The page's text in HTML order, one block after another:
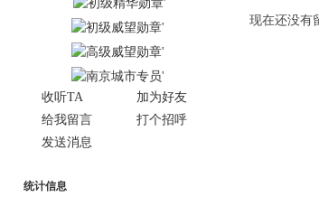
收听TA
加为好友
给我留言
打个招呼
发送消息
统计信息
现在还没有